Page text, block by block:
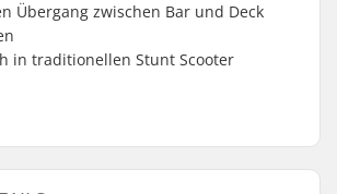
Übergang zwischen Bar und Deck
in traditionellen Stunt Scooter